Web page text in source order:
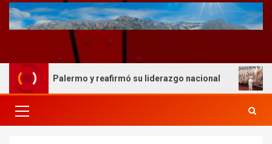
en Palermo y reafirmó su liderazgo nacional AFIC